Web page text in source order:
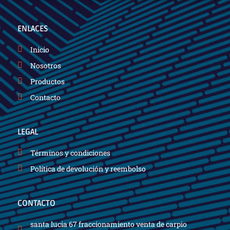
o
o
k
-
f
b
e
g
r
a
m
ENLACES
Inicio
Nosotros
Productos
Contacto
LEGAL
Términos y condiciones
Política de devolución y reembolso
CONTACTO
santa lucia 67 fraccionamiento venta de carpio